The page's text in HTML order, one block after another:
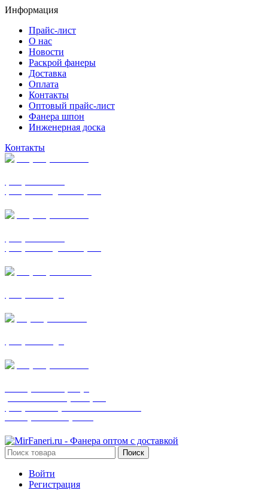
Информация
Прайс-лист
О нас
Новости
Раскрой фанеры
Доставка
Оплата
Контакты
Оптовый прайс-лист
Фанера шпон
Инженерная доска
Контакты
Поиск
Войти
Регистрация